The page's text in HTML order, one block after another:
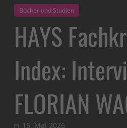
Bücher und Studien
HAYS
Index:
FLORIAN
15. Mai 2026